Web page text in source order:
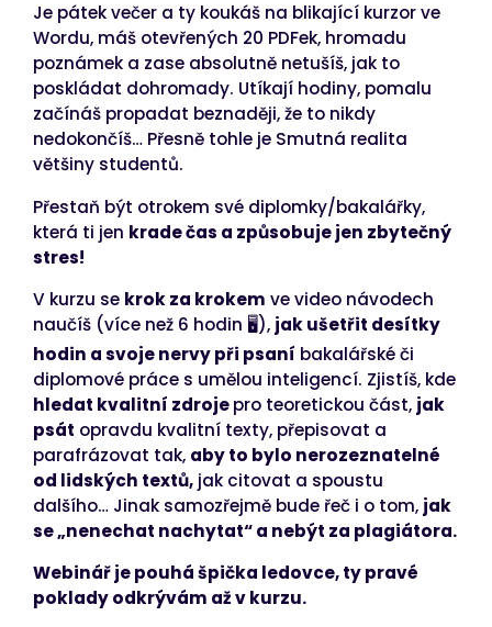
Je pátek večer a ty koukáš na blikající kurzor ve
Wordu, máš otevřených 20 PDFek, hromadu
poznámek a zase absolutně netušíš, jak to
poskládat dohromady. Utíkají hodiny, pomalu
začínáš propadat beznaději, že to nikdy
nedokončíš… Přesně tohle je Smutná realita
většiny studentů.
Přestaň být otrokem své diplomky/bakalářky,
která ti jen krade čas a způsobuje jen zbytečný
stres!
V kurzu se krok za krokem ve video návodech
naučíš (více než 6 hodin 🖥️), jak ušetřit desítky
hodin a svoje nervy při psaní bakalářské či
diplomové práce s umělou inteligencí. Zjistíš, kde
hledat kvalitní zdrojepro teoretickou část, jak
psát opravdu kvalitní texty, přepisovat a
parafrázovat tak, aby to bylo nerozeznatelné
od lidských textů, jak citovat a spoustu
dalšího… Jinak samozřejmě bude řeč i o tom, jak
se „nenechat nachytat“ a nebýt za plagiátora.
Webinář je pouhá špička ledovce, ty pravé
poklady odkrývám až v kurzu.